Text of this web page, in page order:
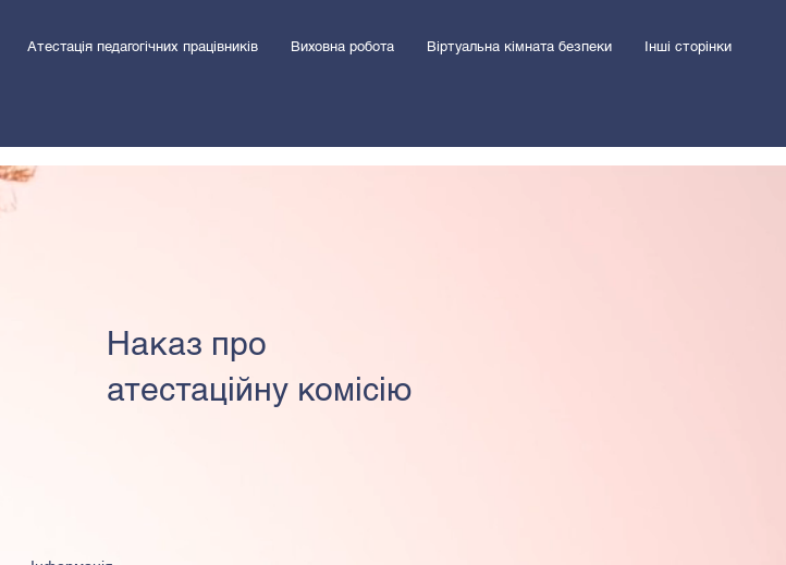
Атестація педагогічних працівників Виховна робота Віртуальна кімната безпеки Інші сторінки
Наказ про
атестаційну комісію